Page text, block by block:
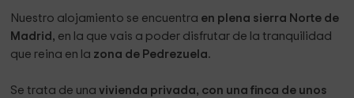
Nuestro alojamiento se encuentra en plena sierra Norte de
Madrid, en la que vais a poder disfrutar de la tranquilidad
que reina en la zona de Pedrezuela.
Se trata de unavivienda privada, con una finca de unos